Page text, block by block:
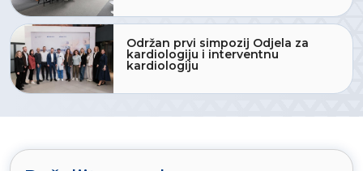
Održan prvi simpozij Odjela za
kardiologiju i interventnu
kardiologiju